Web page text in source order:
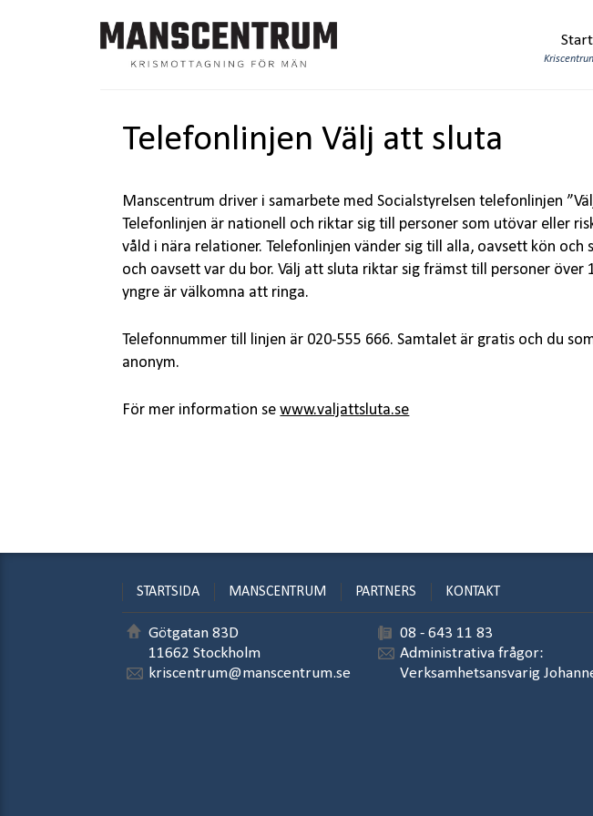
Manscentrum
Kriscentrum
för
Telefonlinjen Välj att sluta
Manscentrum driver i samarbete med Socialstyrelsen telefonlinjen
Telefonlinjen är nationell och riktar sig till personer som utövar eller
våld i nära relationer. Telefonlinjen vänder sig till alla, oavsett kön och
och oavsett var du bor. Välj att sluta riktar sig främst till personer över
yngre är välkomna att ringa.
Telefonnummer till linjen är 020-555 666. Samtalet är gratis och du
anonym.
För mer information sewww.valjattsluta.se
STARTSIDA MANSCENTRUM PARTNERS KONTAKT
Götgatan 83D
11662 Stockholm
kriscentrum@manscentrum.se
08 - 643 11 83
Administrativa frågor:
Verksamhetsansvarig